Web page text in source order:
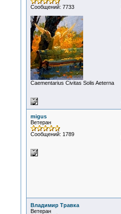
Сообщений: 7733
Сaementarius Civitas Solis Aeterna
migus
Ветеран
Сообщений: 1789
Владимир Травка
Ветеран